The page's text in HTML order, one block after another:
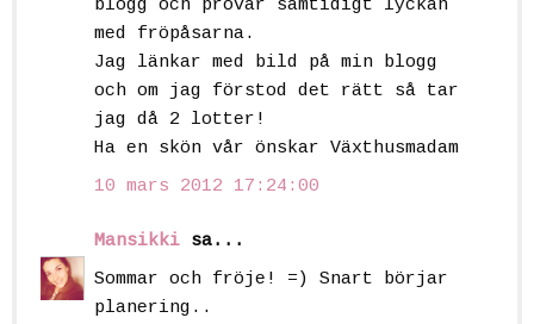
blogg och provar samtidigt lyckan
med fröpåsarna.
Jag länkar med bild på min blogg
och om jag förstod det rätt så tar
jag då 2 lotter!
Ha en skön vår önskar Växthusmadam
10 mars 2012 17:24:00
Mansikki sa...
Sommar och fröje! =) Snart börjar
planering..